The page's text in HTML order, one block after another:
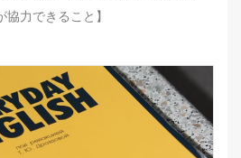
協力できること】